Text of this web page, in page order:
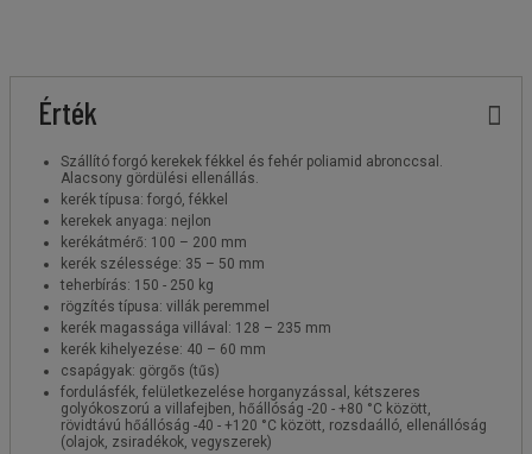
Érték
Szállító forgó kerekek fékkel és fehér poliamid abronccsal.
Alacsony gördülési ellenállás.
kerék típusa: forgó, fékkel
kerekek anyaga: nejlon
kerékátmérő: 100 – 200 mm
kerék szélessége: 35 – 50 mm
teherbírás: 150 - 250 kg
rögzítés típusa: villák peremmel
kerék magassága villával: 128 – 235 mm
kerék kihelyezése: 40 – 60 mm
csapágyak: görgős (tűs)
fordulásfék, felületkezelése horganyzással, kétszeres
golyókoszorú a villafejben, hőállóság -20 - +80 °C között,
rövidtávú hőállóság -40 - +120 °C között, rozsdaálló, ellenállóság
(olajok, zsiradékok, vegyszerek)